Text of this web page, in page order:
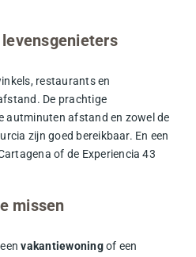
restaurants en
De prachtige
autminuten afstand en zowel de
zijn goed bereikbaar. En een
of de Experiencia 43
missen
vakantiewoningof een